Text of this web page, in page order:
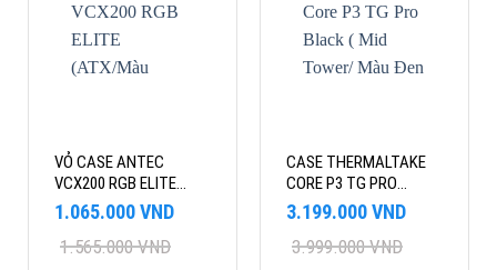
VỎ CASE ANTEC
VCX200 RGB ELITE
(ATX/MÀU ĐEN/5 FAN)
1.565.000VND
Giá
là:
1.065.000VND
Giá
tại
CASE THERMALTAKE
CORE P3 TG PRO
BLACK ( MID TOWER/
3.999.000VND
Giá
là:
3.199.000VND
Giá
tại